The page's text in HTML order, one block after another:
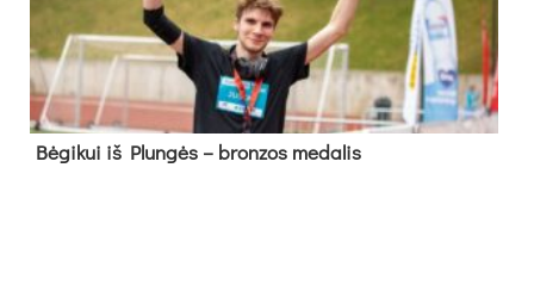
Bė­gi­kui iš Plun­gės – bron­zos me­da­lis